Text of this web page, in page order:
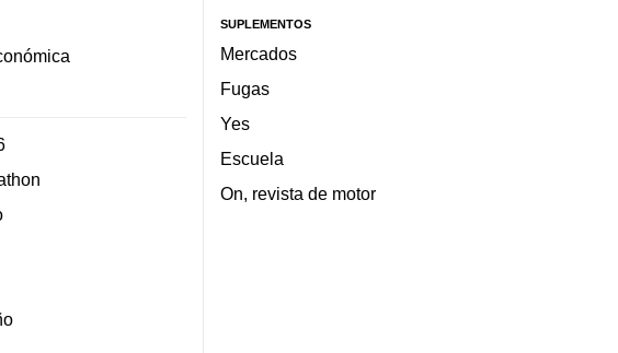
SUPLEMENTOS
Mercados
Fugas
Yes
Escuela
On, revista de motor